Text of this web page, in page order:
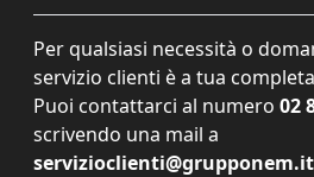
Per qualsiasi necessità o
servizio clienti è a tua
Puoi contattarci al numero 02
scrivendo una mail a
servizioclienti@grupponem.it